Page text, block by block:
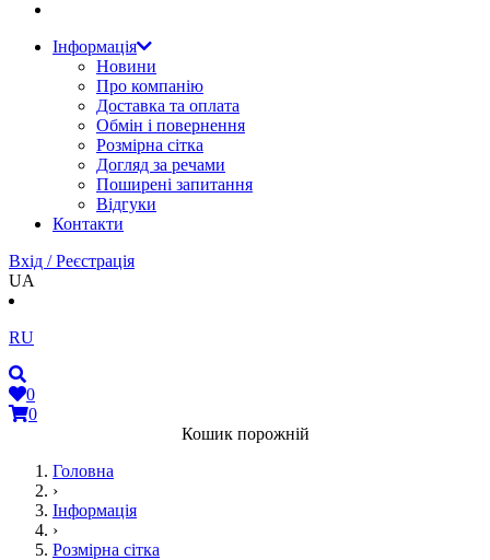
Інформація
Новини
Про компанію
Доставка та оплата
Обмін і повернення
Розмірна сітка
Догляд за речами
Поширені запитання
Відгуки
Контакти
Вхід / Реєстрація
UA
RU
0
0
Кошик порожній
Головна
›
Інформація
›
Розмірна сітка